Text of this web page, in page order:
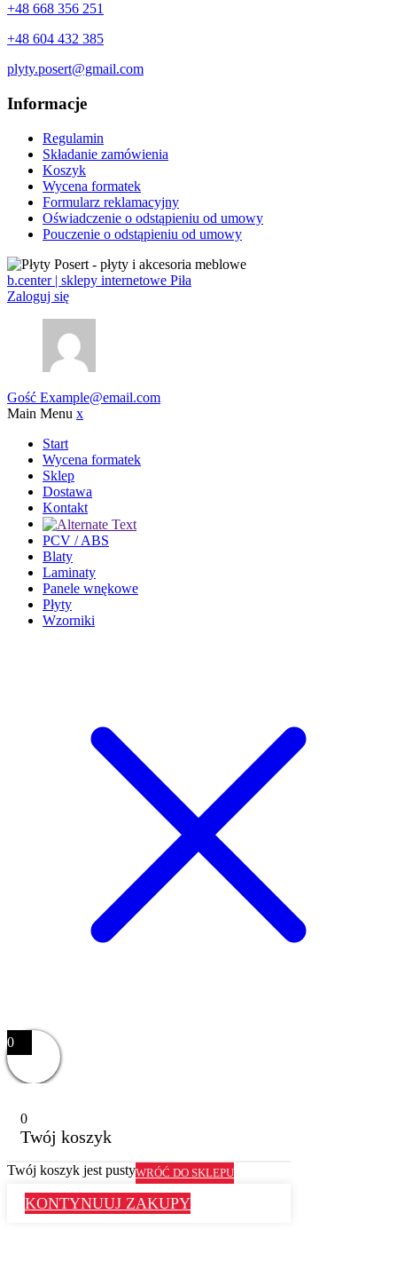
+48 668 356 251
+48 604 432 385
plyty.posert@gmail.com
Informacje
Regulamin
Składanie zamówienia
Koszyk
Wycena formatek
Formularz reklamacyjny
Oświadczenie o odstąpieniu od umowy
Pouczenie o odstąpieniu od umowy
b.center | sklepy internetowe Piła
Zaloguj się
Gość Example@email.com
Main Menu x
Start
Wycena formatek
Sklep
Dostawa
Kontakt
PCV / ABS
Blaty
Laminaty
Panele wnękowe
Płyty
Wzorniki
0
0
Twój koszyk
Twój koszyk jest pustyWRÓĆ DO SKLEPU
KONTYNUUJ ZAKUPY